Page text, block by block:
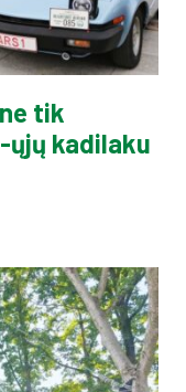
tik
ųjų kadilaku